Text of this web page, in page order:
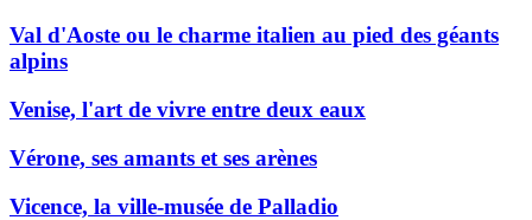
Val d'Aoste ou le charme italien au pied des géants
alpins
Venise, l'art de vivre entre deux eaux
Vérone, ses amants et ses arènes
Vicence, la ville-musée de Palladio